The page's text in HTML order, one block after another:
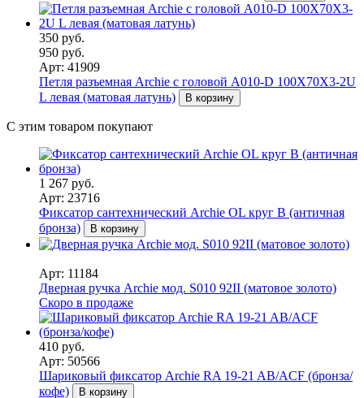
350 руб.
950 руб.
Арт: 41909
Петля разъемная Archie с головой A010-D 100X70X3-2U
L левая (матовая латунь)
В корзину
С этим товаром покупают
1 267 руб.
Арт: 23716
Фиксатор сантехнический Archie OL круг B (античная
бронза)
В корзину
Арт: 11184
Дверная ручка Archie мод. S010 92II (матовое золото)
Скоро в продаже
410 руб.
Арт: 50566
Шариковый фиксатор Archie RA 19-21 AB/ACF (бронза/
кофе)
В корзину